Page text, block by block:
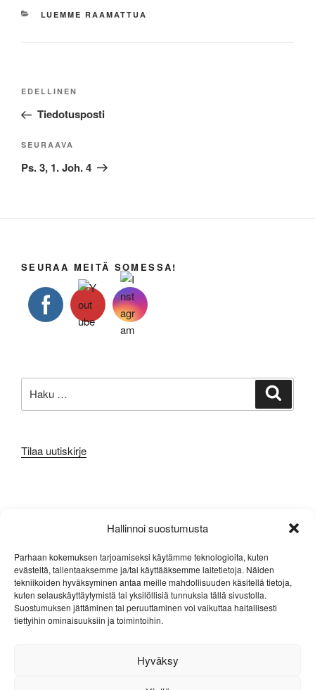
Hallinnoi suostumusta
Parhaan kokemuksen tarjoamiseksi käytämme teknologioita, kuten
evästeitä, tallentaaksemme ja/tai käyttääksemme laitetietoja. Näiden
tekniikoiden hyväksyminen antaa meille mahdollisuuden käsitellä tietoja,
kuten selauskäyttäytymistä tai yksilöllisiä tunnuksia tällä sivustolla.
Suostumuksen jättäminen tai peruuttaminen voi vaikuttaa haitallisesti
tiettyihin ominaisuuksiin ja toimintoihin.
Hyväksy
KATEGORIAT
LUEMME RAAMATTUA
Artikkelien
Edellinen
artikkeli
EDELLINEN
Tiedotusposti
Seuraava
artikkeli
SEURAAVA
Ps. 3, 1. Joh. 4
SEURAA MEITÄ SOMESSA!
Tilaa uutiskirje
Sisältösyöte
Kommenttisyöte